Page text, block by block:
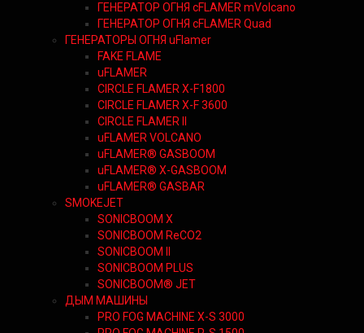
ГЕНЕРАТОР ОГНЯ сFLAMER mVolcano
ГЕНЕРАТОР ОГНЯ сFLAMER Quad
ГЕНЕРАТОРЫ ОГНЯ uFlamer
FAKE FLAME
uFLAMER
CIRCLE FLAMER X-F1800
CIRCLE FLAMER X-F 3600
CIRCLE FLAMER II
uFLAMER VOLCANO
uFLAMER® GASBOOM
uFLAMER® X-GASBOOM
uFLAMER® GASBAR
SMOKEJET
SONICBOOM X
SONICBOOM ReCO2
SONICBOOM II
SONICBOOM PLUS
SONICBOOM® JET
ДЫМ МАШИНЫ
PRO FOG MACHINE X-S 3000